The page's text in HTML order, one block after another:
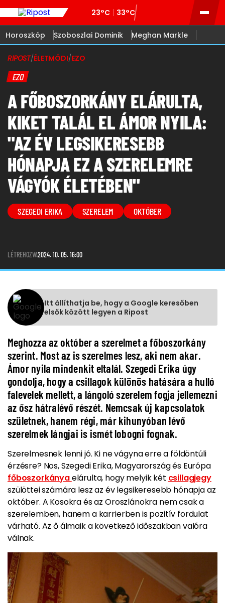
23°C 33°C
Horoszkóp Szoboszlai Dominik Meghan Markle
RIPOST/ÉLETMÓDI/EZO
EZO
A FŐBOSZORKÁNY ELÁRULTA,
KIKET TALÁL EL ÁMOR NYILA:
"AZ ÉV LEGSIKERESEBB
HÓNAPJA EZ A SZERELEMRE
VÁGYÓK ÉLETÉBEN"
SZEGEDI ERIKA SZERELEM OKTÓBER
LÉTREHOZVA2024. 10. 05. 16:00
Itt állíthatja be, hogy a Google keresőben
elsők között legyen a Ripost
Meghozza az október a szerelmet a főboszorkány
szerint. Most az is szerelmes lesz, aki nem akar.
Ámor nyila mindenkit eltalál. Szegedi Erika úgy
gondolja, hogy a csillagok különös hatására a hulló
falevelek mellett, a lángoló szerelem fogja jellemezni
az ősz hátralévő részét. Nemcsak új kapcsolatok
születnek, hanem régi, már kihunyóban lévő
szerelmek lángjai is ismét lobogni fognak.
Szerelmesnek lenni jó. Ki ne vágyna erre a földöntúli
érzésre? Nos, Szegedi Erika, Magyarország és Európa
főboszorkányaelárulta, hogy melyik két csillagjegy
szülöttei számára lesz az év legsikeresebb hónapja az
október. A Kosokra és az Oroszlánokra nem csak a
szerelemben, hanem a karrierben is pozitív fordulat
várható. Az ő álmaik a következő időszakban valóra
válnak.